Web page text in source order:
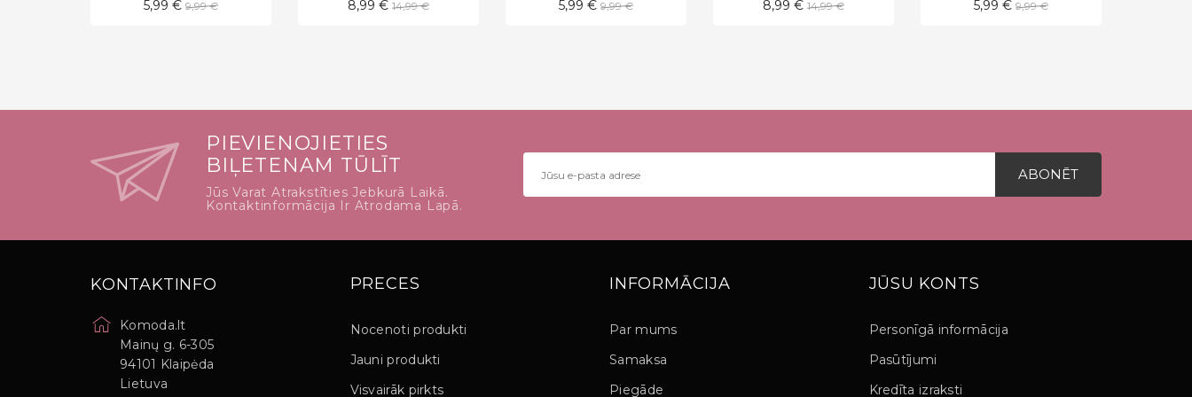
5,99 € Standarta
9,99 €
8,99 € Standarta
14,99 €
5,99 € Standarta
9,99 €
8,99 € Standarta
14,99 €
5,99 € Standarta
9,99 €
PIEVIENOJIETIES
BIĻETENAM TŪLĪT
Jūs Varat Atrakstīties Jebkurā Laikā.
Kontaktinformācija Ir Atrodama Lapā.
KONTAKTINFO
Komoda.lt
Mainų g. 6-305
94101 Klaipėda
Lietuva
PRECES
Nocenoti produkti
Jauni produkti
Visvairāk pirkts
INFORMĀCIJA
Par mums
Samaksa
Piegāde
JŪSU KONTS
Personīgā informācija
Pasūtījumi
Kredīta izraksti